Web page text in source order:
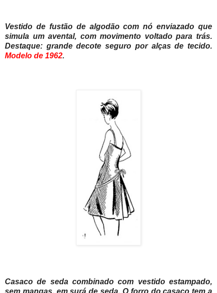
Vestido de fustão de algodão com nó enviazado que
simula um avental, com movimento voltado para trás.
Destaque: grande decote seguro por alças de tecido.
Modelo de 1962.
Casaco de seda combinado com vestido estampado,
sem mangas, em surá de seda. O forro do casaco tem a